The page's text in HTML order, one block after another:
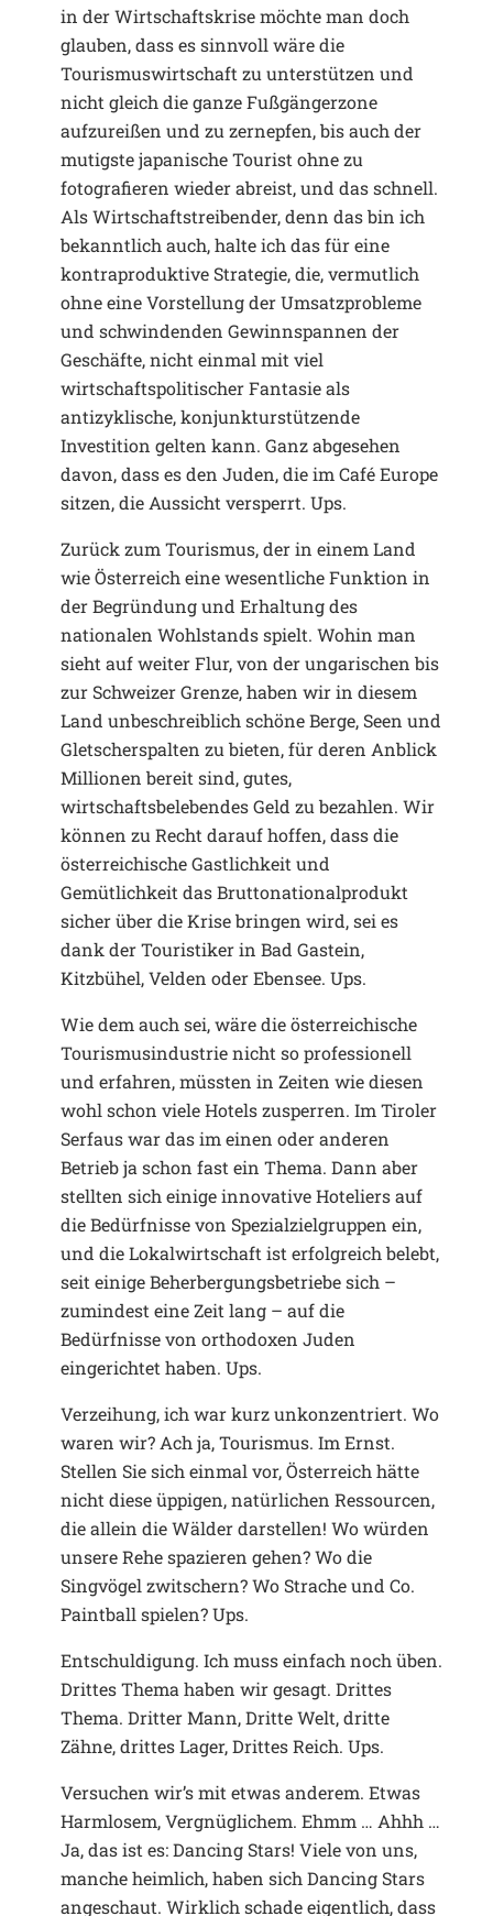
in der Wirtschaftskrise möchte man doch
glauben, dass es sinnvoll wäre die
Tourismuswirtschaft zu unterstützen und
nicht gleich die ganze Fußgängerzone
aufzureißen und zu zernepfen, bis auch der
mutigste japanische Tourist ohne zu
fotografieren wieder abreist, und das schnell.
Als Wirtschaftstreibender, denn das bin ich
bekanntlich auch, halte ich das für eine
kontraproduktive Strategie, die, vermutlich
ohne eine Vorstellung der Umsatzprobleme
und schwindenden Gewinnspannen der
Geschäfte, nicht einmal mit viel
wirtschaftspolitischer Fantasie als
antizyklische, konjunkturstützende
Investition gelten kann. Ganz abgesehen
davon, dass es den Juden, die im Café Europe
sitzen, die Aussicht versperrt. Ups.
Zurück zum Tourismus, der in einem Land
wie Österreich eine wesentliche Funktion in
der Begründung und Erhaltung des
nationalen Wohlstands spielt. Wohin man
sieht auf weiter Flur, von der ungarischen bis
zur Schweizer Grenze, haben wir in diesem
Land unbeschreiblich schöne Berge, Seen und
Gletscherspalten zu bieten, für deren Anblick
Millionen bereit sind, gutes,
wirtschaftsbelebendes Geld zu bezahlen. Wir
können zu Recht darauf hoffen, dass die
österreichische Gastlichkeit und
Gemütlichkeit das Bruttonationalprodukt
sicher über die Krise bringen wird, sei es
dank der Touristiker in Bad Gastein,
Kitzbühel, Velden oder Ebensee. Ups.
Wie dem auch sei, wäre die österreichische
Tourismusindustrie nicht so professionell
und erfahren, müssten in Zeiten wie diesen
wohl schon viele Hotels zusperren. Im Tiroler
Serfaus war das im einen oder anderen
Betrieb ja schon fast ein Thema. Dann aber
stellten sich einige innovative Hoteliers auf
die Bedürfnisse von Spezialzielgruppen ein,
und die Lokalwirtschaft ist erfolgreich belebt,
seit einige Beherbergungsbetriebe sich –
zumindest eine Zeit lang – auf die
Bedürfnisse von orthodoxen Juden
eingerichtet haben. Ups.
Verzeihung, ich war kurz unkonzentriert. Wo
waren wir? Ach ja, Tourismus. Im Ernst.
Stellen Sie sich einmal vor, Österreich hätte
nicht diese üppigen, natürlichen Ressourcen,
die allein die Wälder darstellen! Wo würden
unsere Rehe spazieren gehen? Wo die
Singvögel zwitschern? Wo Strache und Co.
Paintball spielen? Ups.
Entschuldigung. Ich muss einfach noch üben.
Drittes Thema haben wir gesagt. Drittes
Thema. Dritter Mann, Dritte Welt, dritte
Zähne, drittes Lager, Drittes Reich. Ups.
Versuchen wir’s mit etwas anderem. Etwas
Harmlosem, Vergnüglichem. Ehmm … Ahhh …
Ja, das ist es: Dancing Stars! Viele von uns,
manche heimlich, haben sich Dancing Stars
angeschaut. Wirklich schade eigentlich, dass